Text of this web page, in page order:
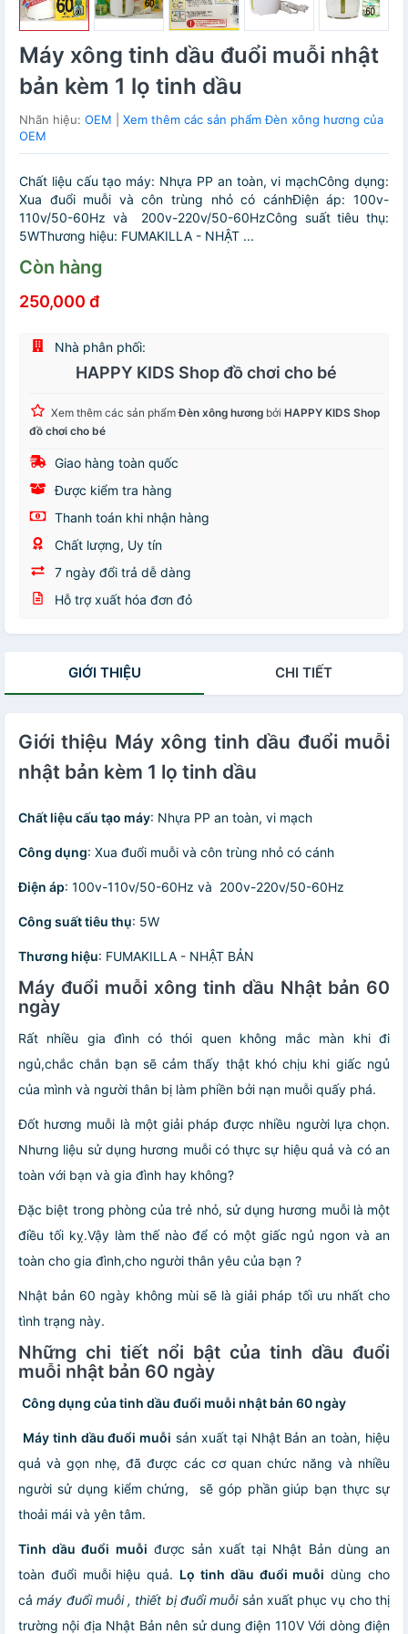
Máy xông tinh dầu đuổi muỗi nhật
bản kèm 1 lọ tinh dầu
Nhãn hiệu: OEM
Xem thêm các sản phẩm Đèn xông hương của
OEM
Chất liệu cấu tạo máy: Nhựa PP an toàn, vi mạchCông dụng:
Xua đuổi muỗi và côn trùng nhỏ có cánhĐiện áp: 100v-
110v/50-60Hz và 200v-220v/50-60HzCông suất tiêu thụ:
5WThương hiệu: FUMAKILLA - NHẬT ...
Còn hàng
250,000 đ
Nhà phân phối:
HAPPY KIDS Shop đồ chơi cho bé
Xem thêm các sản phẩmĐèn xông hương bởi HAPPY KIDS Shop
đồ chơi cho bé
Giao hàng toàn quốc
Được kiểm tra hàng
Thanh toán khi nhận hàng
Chất lượng, Uy tín
7 ngày đổi trả dễ dàng
Hỗ trợ xuất hóa đơn đỏ
GIỚI THIỆU CHI TIẾT
Giới thiệu Máy xông tinh dầu đuổi muỗi
nhật bản kèm 1 lọ tinh dầu
Chất liệu cấu tạo máy: Nhựa PP an toàn, vi mạch
Công dụng: Xua đuổi muỗi và côn trùng nhỏ có cánh
Điện áp: 100v-110v/50-60Hz và 200v-220v/50-60Hz
Công suất tiêu thụ: 5W
Thương hiệu: FUMAKILLA - NHẬT BẢN
Máy đuổi muỗi xông tinh dầu Nhật bản 60
ngày
Rất nhiều gia đình có thói quen không mắc màn khi đi
ngủ,chắc chắn bạn sẽ cảm thấy thật khó chịu khi giấc ngủ
của mình và người thân bị làm phiền bởi nạn muỗi quấy phá.
Đốt hương muỗi là một giải pháp được nhiều người lựa chọn.
Nhưng liệu sử dụng hương muỗi có thực sự hiệu quả và có an
toàn với bạn và gia đình hay không?
Đặc biệt trong phòng của trẻ nhỏ, sử dụng hương muỗi là một
điều tối kỵ.Vậy làm thế nào để có một giấc ngủ ngon và an
toàn cho gia đình,cho người thân yêu của bạn ?
Nhật bản 60 ngày không mùi sẽ là giải pháp tối ưu nhất cho
tình trạng này.
Những chi tiết nổi bật của tinh dầu đuổi
muỗi nhật bản 60 ngày
Công dụng củatinh dầu đuổi muỗi nhật bản 60 ngày
Máytinh dầu đuổi muỗi sản xuất tại Nhật Bản an toàn, hiệu
quả và gọn nhẹ, đã được các cơ quan chức năng và nhiều
người sử dụng kiểm chứng, sẽ góp phần giúp bạn thực sự
thoải mái và yên tâm.
Tinh dầu đuổi muỗi được sản xuất tại Nhật Bản dùng an
toàn đuổi muỗi hiệu quả. Lọ tinh dầu đuổi muỗi dùng cho
cảmáy đuổi muỗi , thiết bị đuổi muỗisản xuất phục vụ cho thị
trường nội địa Nhật Bản nên sử dung điện 110V Với dòng điện